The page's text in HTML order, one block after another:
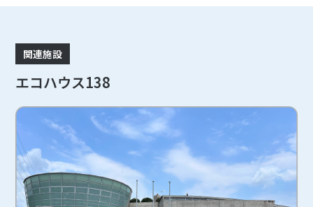
関連施設
エコハウス138